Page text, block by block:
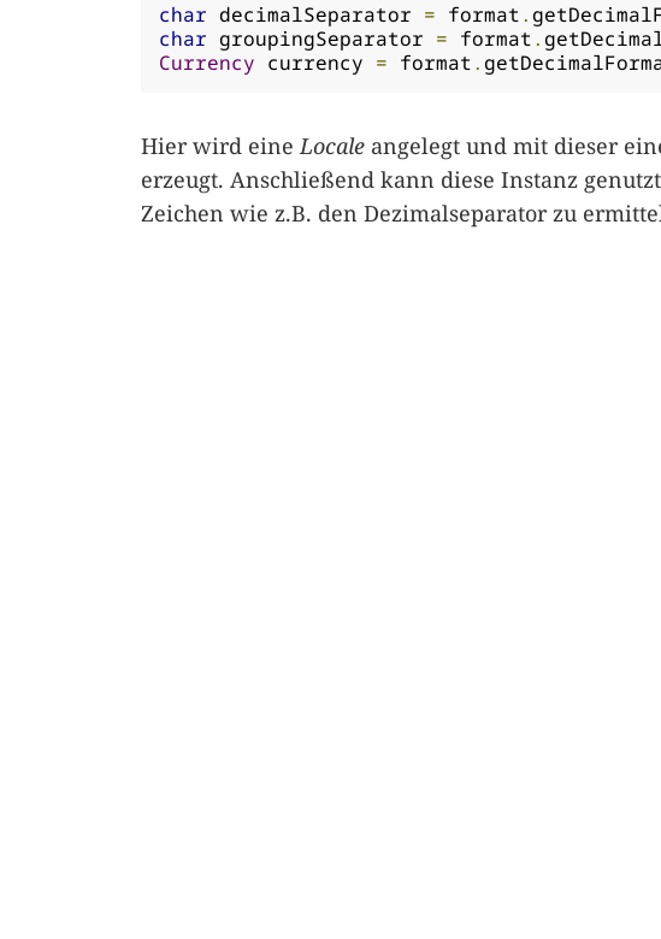
char decimalSeparator = format.
char groupingSeparator = format.
Currency currency = format.
Hier wird eineLocale angelegt und mit dieser
erzeugt. Anschließend kann diese Instanz
Zeichen wie z.B. den Dezimalseparator zu